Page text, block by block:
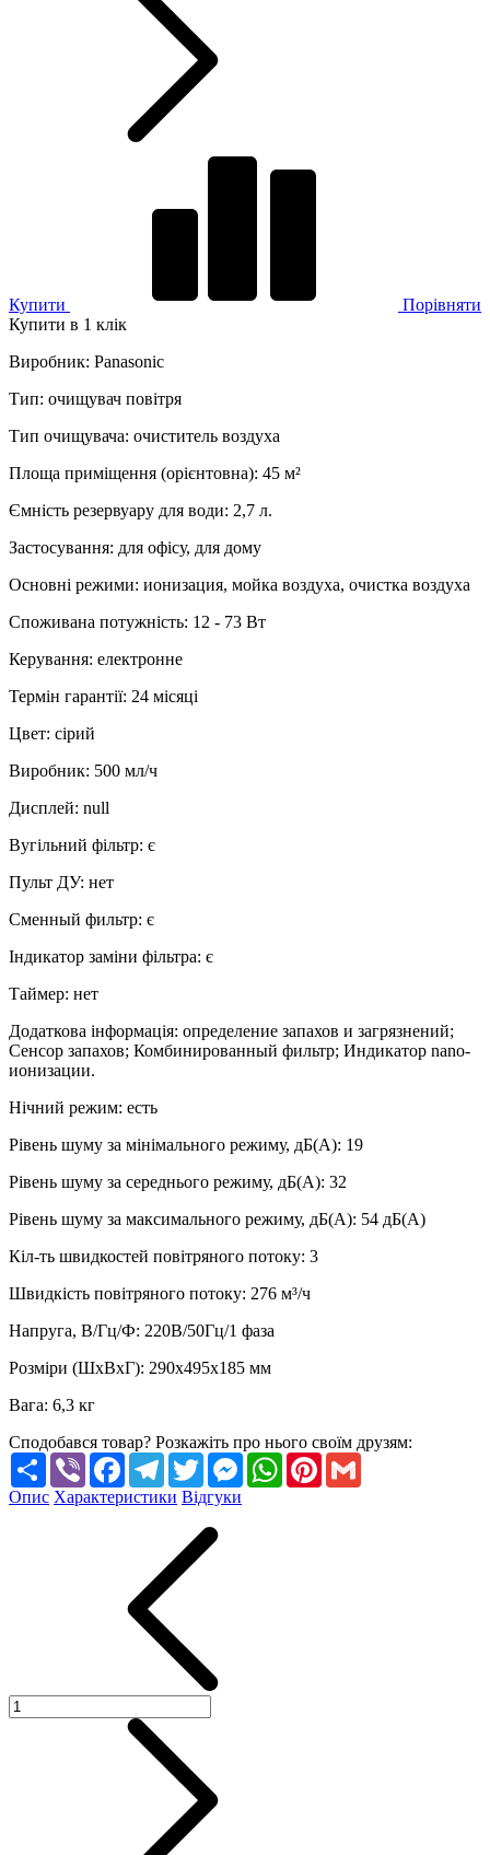
Купити
Порівняти
Купити в 1 клік
Виробник: Panasonic
Тип: очищувач повітря
Тип очищувача: очиститель воздуха
Площа приміщення (орієнтовна): 45 м²
Ємність резервуару для води: 2,7 л.
Застосування: для офісу, для дому
Основні режими: ионизация, мойка воздуха, очистка воздуха
Споживана потужність: 12 - 73 Вт
Керування: електронне
Термін гарантії: 24 місяці
Цвет: сірий
Виробник: 500 мл/ч
Дисплей: null
Вугільний фільтр: є
Пульт ДУ: нет
Сменный фильтр: є
Індикатор заміни фільтра: є
Таймер: нет
Додаткова інформація: определение запахов и загрязнений;
Сенсор запахов; Комбинированный фильтр; Индикатор nano-
ионизации.
Нічний режим: есть
Рівень шуму за мінімального режиму, дБ(А): 19
Рівень шуму за середнього режиму, дБ(А): 32
Рівень шуму за максимального режиму, дБ(А): 54 дБ(А)
Кіл-ть швидкостей повітряного потоку: 3
Швидкість повітряного потоку: 276 м³/ч
Напруга, В/Гц/Ф: 220В/50Гц/1 фаза
Розміри (ШхВхГ): 290х495х185 мм
Вага: 6,3 кг
Сподобався товар? Розкажіть про нього своїм друзям:
Share Viber FacebookTelegramTwitterMessengerWhatsApp
Pinterest
Опис Характеристики Відгуки